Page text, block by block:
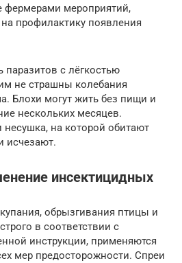
фермерами мероприятий,
профилактику появления
с лёгкостью
не страшны колебания
Блохи могут жить без пищи и
нескольких месяцев.
несушка, на которой обитают
исчезают.
инсектицидных
обрызгивания птицы и
в соответствии с
инструкции, применяются
мер предосторожности. Спреи